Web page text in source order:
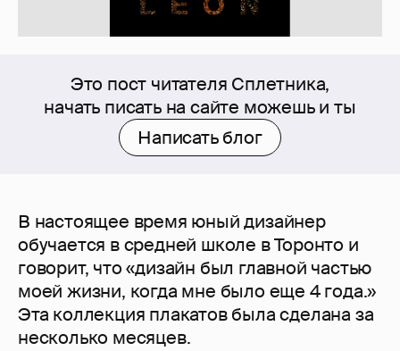
Это пост читателя Сплетника,
начать писать на сайте можешь и ты
Написать блог
В настоящее время юный дизайнер
обучается в средней школе в Торонто и
говорит, что «дизайн был главной частью
моей жизни, когда мне было еще 4 года.»
Эта коллекция плакатов была сделана за
несколько месяцев.